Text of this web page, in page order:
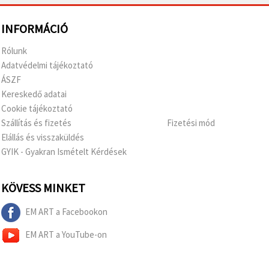
INFORMÁCIÓ
Rólunk
Adatvédelmi tájékoztató
ÁSZF
Kereskedő adatai
Cookie tájékoztató
Szállítás és fizetés
Elállás és visszaküldés
GYIK - Gyakran Ismételt Kérdések
Fizetési mód
KÖVESS MINKET
EM ART a Facebookon
EM ART a YouTube-on